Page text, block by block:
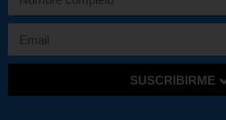
SUSCRIBIRME